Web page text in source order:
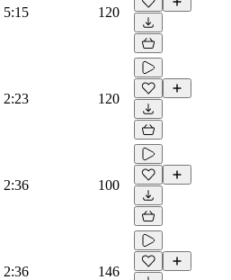
5:15 120
2:23 120
2:36 100
2:36 146